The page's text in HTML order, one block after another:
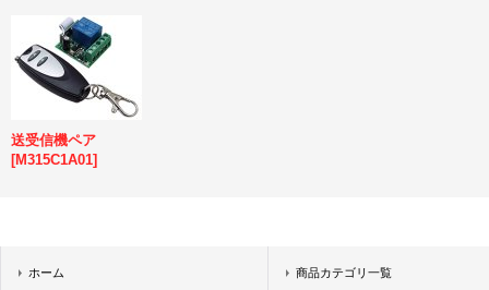
送受信機ペア
[M315C1A01]
ホーム 商品カテゴリ一覧